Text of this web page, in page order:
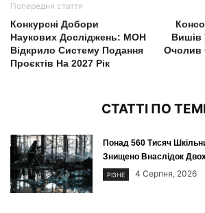
Попередня стаття
Конкурсні Добори
Наукових Досліджень: МОН
Відкрило Систему Подання
Проєктів На 2027 Рік
Вишів
Очолив
СТАТТІ ПО
Понад 560 Тисяч
Знищено Внаслідок
РІЗНЕ 4 Серпня, 2026